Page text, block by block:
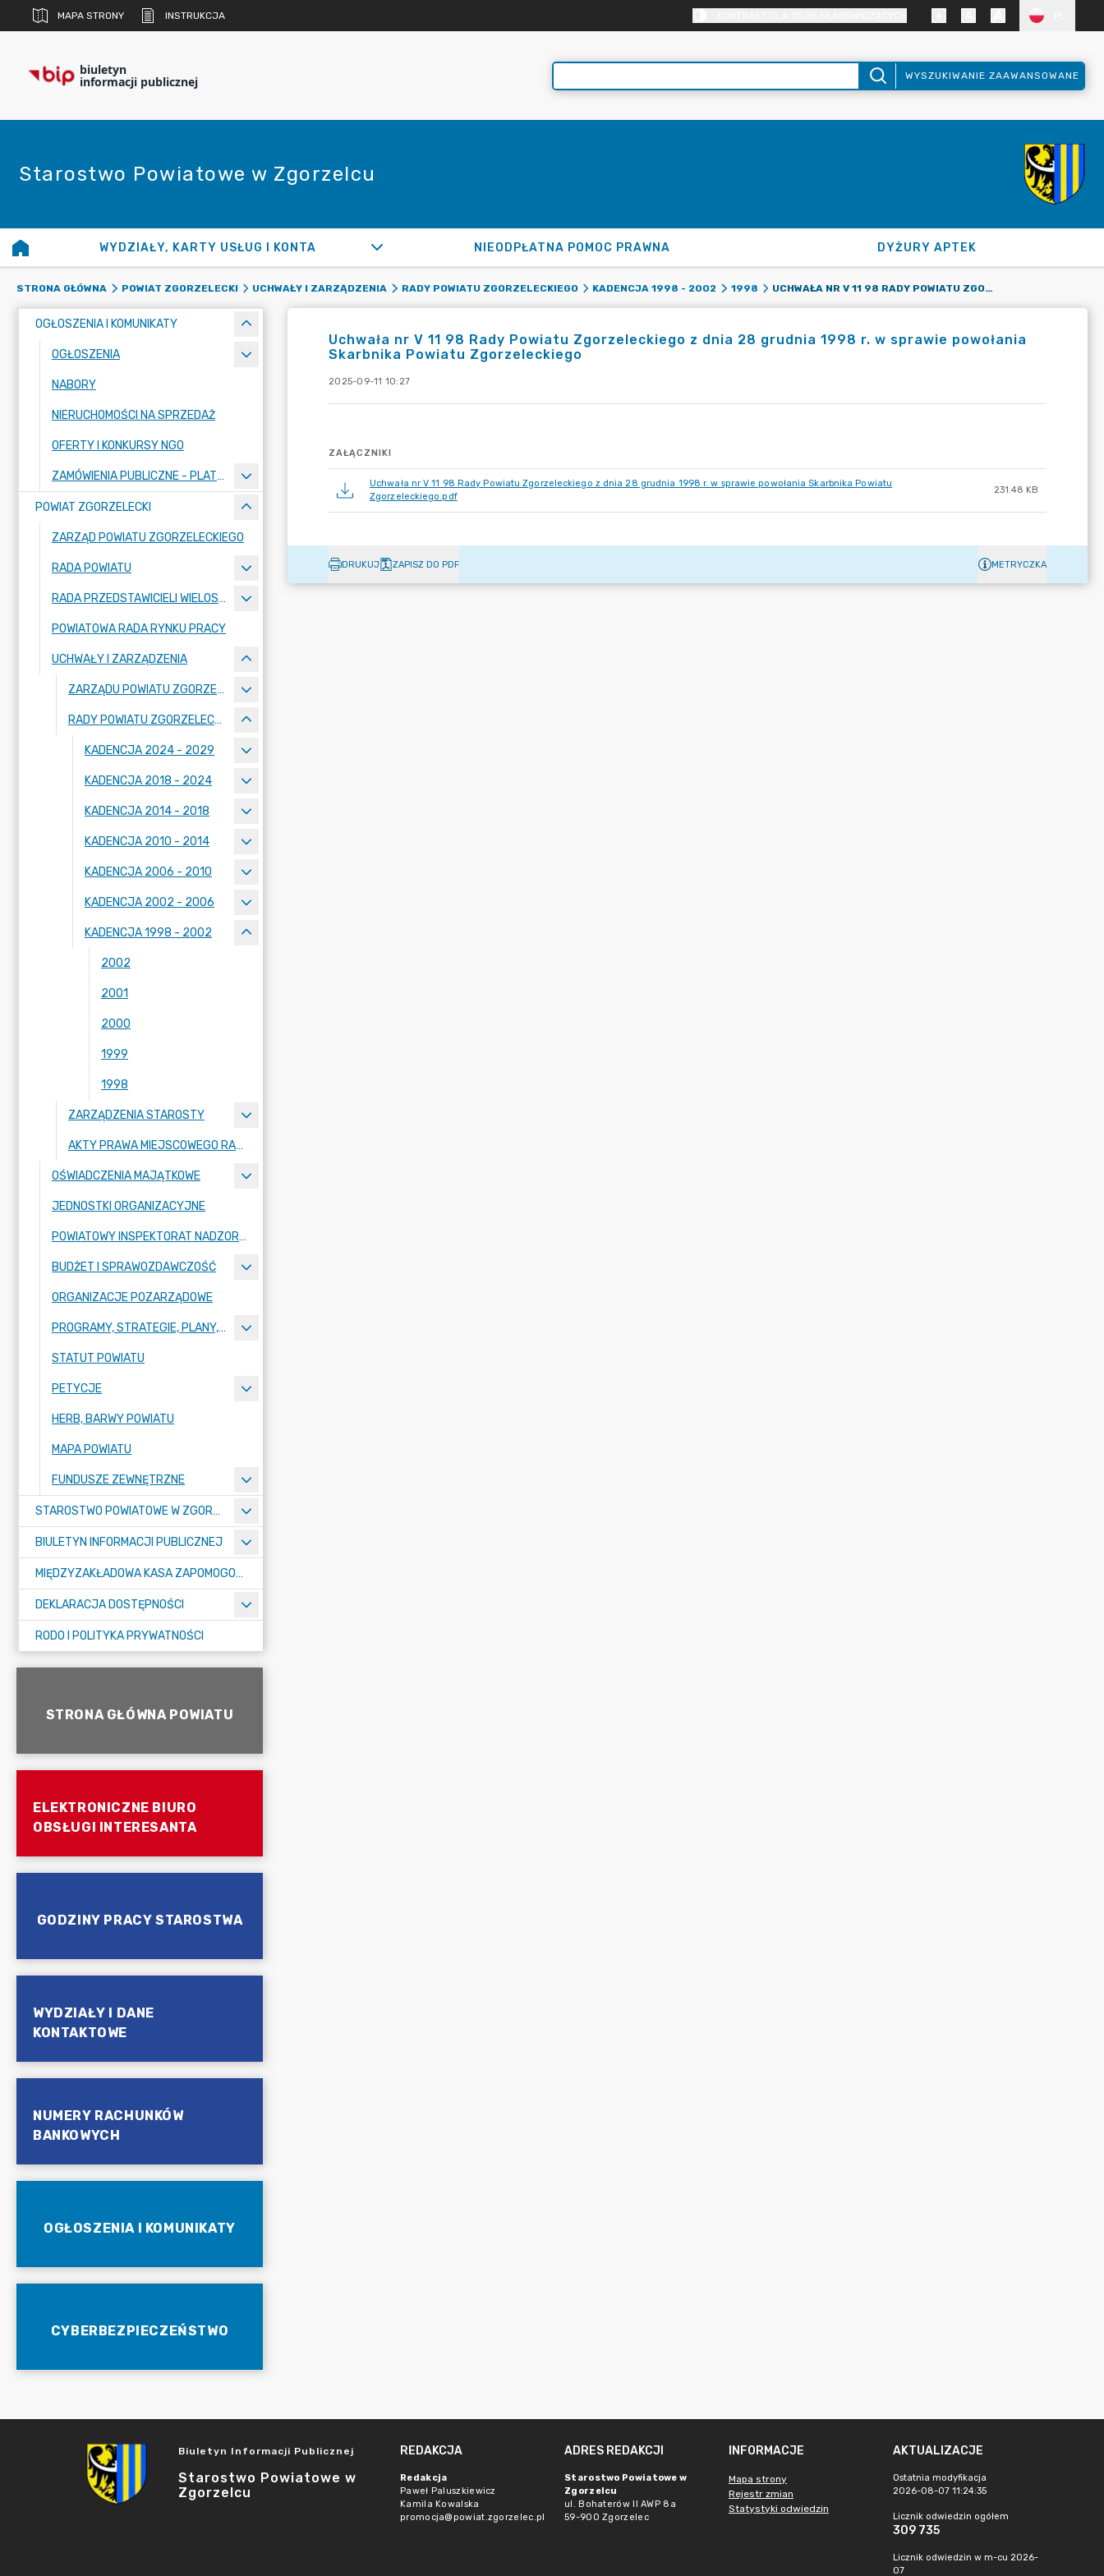
MAPA STRONY INSTRUKCJA
biuletyn
informacji publicznej WYSZUKIWANIE ZAAWANSOWANE
Starostwo Powiatowe w Zgorzelcu
WYDZIAŁY, KARTY USŁUG I KONTA NIEODPŁATNA POMOC PRAWNA DYŻURY APTEK
STRONA GŁÓWNA POWIAT ZGORZELECKI UCHWAŁY I ZARZĄDZENIA RADY POWIATU ZGORZELECKIEGO KADENCJA 1998 - 2002 1998 UCHWAŁA NR V 11 98 RADY POWIATU ZGORZELECKIEGO Z DNIA 28 GRUDNIA 1998 R. W SPRAWIE POWOŁANIA SKARBNIKA POWIATU ZGORZELECKIEGO
OGŁOSZENIA I KOMUNIKATY
OGŁOSZENIA
NABORY
NIERUCHOMOŚCI NA SPRZEDAŻ
OFERTY I KONKURSY NGO
ZAMÓWIENIA PUBLICZNE - PLATFORMA ZAKUPOWA
POWIAT ZGORZELECKI
ZARZĄD POWIATU ZGORZELECKIEGO
RADA POWIATU
RADA PRZEDSTAWICIELI WIELOSPECJALISTYCZNEGO ZESPOŁU OPIEKI ZDROWOTNEJ "BOLESŁAWIEC-ZGORZELEC" SAMODZIELNEGO PUBLICZNEGO ZAKŁADU OPIEKI ZDROWOTNEJ
POWIATOWA RADA RYNKU PRACY
UCHWAŁY I ZARZĄDZENIA
ZARZĄDU POWIATU ZGORZELECKIEGO
RADY POWIATU ZGORZELECKIEGO
KADENCJA 2024 - 2029
KADENCJA 2018 - 2024
KADENCJA 2014 - 2018
KADENCJA 2010 - 2014
KADENCJA 2006 - 2010
KADENCJA 2002 - 2006
KADENCJA 1998 - 2002
2002
2001
2000
1999
1998
ZARZĄDZENIA STAROSTY
AKTY PRAWA MIEJSCOWEGO RADY POWIATU ZGORZELECKIEGO
OŚWIADCZENIA MAJĄTKOWE
JEDNOSTKI ORGANIZACYJNE
POWIATOWY INSPEKTORAT NADZORU BUDOWLANEGO
BUDŻET I SPRAWOZDAWCZOŚĆ
ORGANIZACJE POZARZĄDOWE
PROGRAMY, STRATEGIE, PLANY, RAPORTY
STATUT POWIATU
PETYCJE
HERB, BARWY POWIATU
MAPA POWIATU
FUNDUSZE ZEWNĘTRZNE
STAROSTWO POWIATOWE W ZGORZELCU
BIULETYN INFORMACJI PUBLICZNEJ
MIĘDZYZAKŁADOWA KASA ZAPOMOGOWO-POŻYCZKOWA
DEKLARACJA DOSTĘPNOŚCI
RODO I POLITYKA PRYWATNOŚCI
STRONA GŁÓWNA POWIATU
ELEKTRONICZNE BIURO
OBSŁUGI INTERESANTA
GODZINY PRACY STAROSTWA
WYDZIAŁY I DANE
KONTAKTOWE
NUMERY RACHUNKÓW
BANKOWYCH
OGŁOSZENIA I KOMUNIKATY
CYBERBEZPIECZEŃSTWO
Uchwała nr V 11 98 Rady Powiatu Zgorzeleckiego z dnia 28 grudnia 1998 r. w sprawie powołania
Skarbnika Powiatu Zgorzeleckiego
2025-09-11 10:27
ZAŁĄCZNIKI
Uchwała nr V 11 98 Rady Powiatu Zgorzeleckiego z dnia 28 grudnia 1998 r. w sprawie powołania Skarbnika Powiatu
Zgorzeleckiego.pdf
231.48 KB
DRUKUJ ZAPISZ DO PDF METRYCZKA
Biuletyn Informacji Publicznej
Starostwo Powiatowe w
Zgorzelcu
REDAKCJA
Redakcja
Paweł Paluszkiewicz
Kamila Kowalska
promocja@powiat.zgorzelec.pl
ADRES REDAKCJI
Starostwo Powiatowe w
Zgorzelcu
ul. Bohaterów II AWP 8a
59-900 Zgorzelec
INFORMACJE
Mapa strony
Rejestr zmian
Statystyki odwiedzin
AKTUALIZACJE
Ostatnia modyfikacja
2026-08-07 11:24:35
Licznik odwiedzin ogółem
309 735
Licznik odwiedzin w m-cu 2026-
07